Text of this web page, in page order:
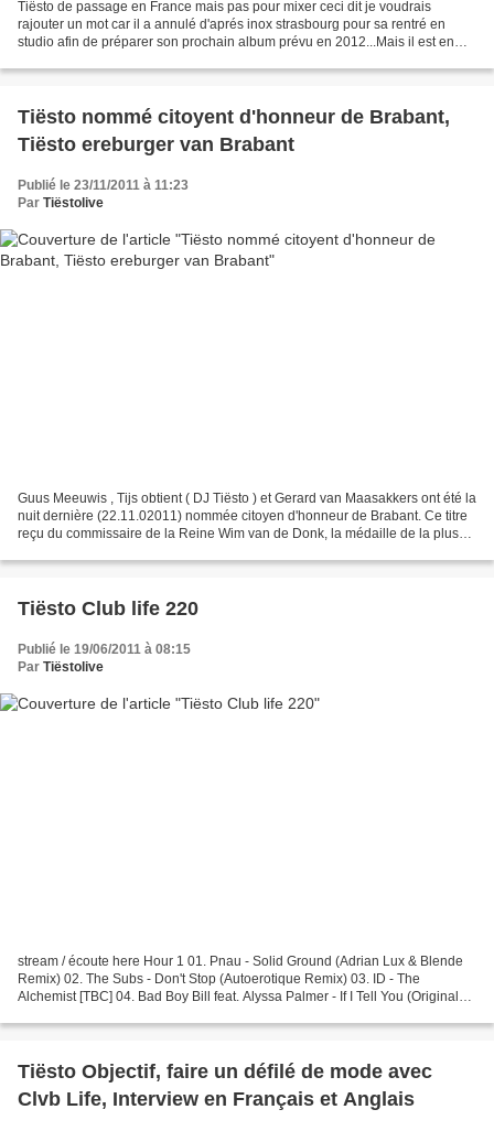
Tiësto de passage en France mais pas pour mixer ceci dit je voudrais
rajouter un mot car il a annulé d'aprés inox strasbourg pour sa rentré en
studio afin de préparer son prochain album prévu en 2012...Mais il est en
Tiësto nommé citoyent d'honneur de Brabant,
Tiësto ereburger van Brabant
Publié le 23/11/2011 à 11:23
Par Tiëstolive
Guus Meeuwis , Tijs obtient ( DJ Tiësto ) et Gerard van Maasakkers ont été la
nuit dernière (22.11.02011) nommée citoyen d'honneur de Brabant. Ce titre
reçu du commissaire de la Reine Wim van de Donk, la médaille de la plus
Tiësto Club life 220
Publié le 19/06/2011 à 08:15
Par Tiëstolive
stream / écoute here Hour 1 01. Pnau - Solid Ground (Adrian Lux & Blende
Remix) 02. The Subs - Don't Stop (Autoerotique Remix) 03. ID - The
Alchemist [TBC] 04. Bad Boy Bill feat. Alyssa Palmer - If I Tell You (Original
Tiësto Objectif, faire un défilé de mode avec
Clvb Life, Interview en Français et Anglais